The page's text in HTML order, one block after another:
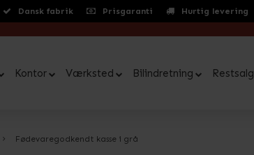
Dansk fabrik Prisgaranti Hurtig levering
Kontor Værksted Bilindretning Restsalg
Fødevaregodkendt kasse i grå